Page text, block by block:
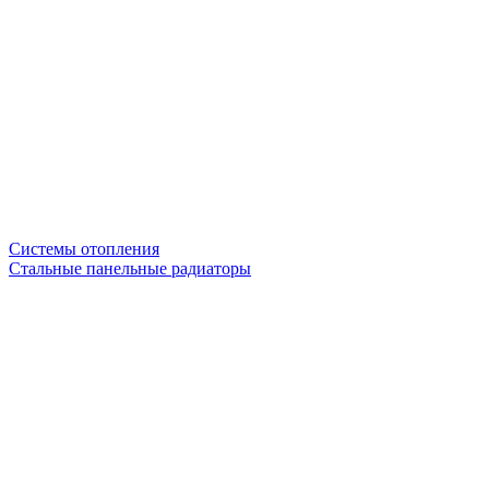
Системы отопления
Стальные панельные радиаторы